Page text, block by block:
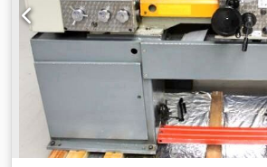
•M16 20111829 DIN 376 31 •M20
Regelventiel met smering - Inclusief
Adapteraansluiting maat 2 - Snijkop
beneden kantelen - Snijkop is
Handleiding in het Duits * zonder de
afbeelding.